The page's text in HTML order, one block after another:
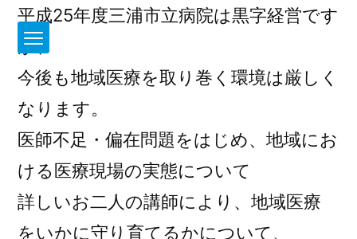
平成25年度三浦市立病院は黒字経営です
が、
今後も地域医療を取り巻く環境は厳しく
なります。
医師不足・偏在問題をはじめ、地域にお
ける医療現場の実態について
詳しいお二人の講師により、地域医療
をいかに守り育てるかについて、